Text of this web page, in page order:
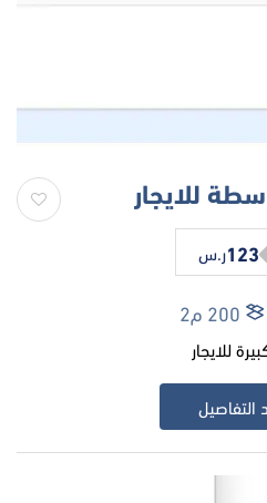
للايجار
123ر.س
200 م2
للايجار